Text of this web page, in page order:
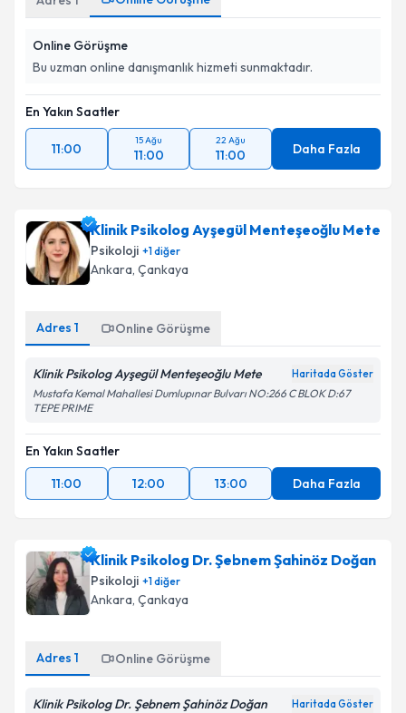
Online Görüşme
Bu uzman online danışmanlık hizmeti sunmaktadır.
En Yakın Saatler
11:00
15 Ağu
11:00
22 Ağu
11:00 Daha Fazla
Klinik Psikolog Ayşegül Menteşeoğlu Mete
Psikoloji +1diğer
Ankara, Çankaya
Adres 1 Online Görüşme
Klinik Psikolog Ayşegül Menteşeoğlu Mete Haritada Göster
Mustafa Kemal Mahallesi Dumlupınar Bulvarı NO:266 C BLOK D:67
TEPE PRIME
En Yakın Saatler
11:00
12:00 13:00 Daha Fazla
Klinik Psikolog Dr. Şebnem Şahinöz Doğan
Psikoloji +1diğer
Ankara, Çankaya
Adres 1 Online Görüşme
Klinik Psikolog Dr. Şebnem Şahinöz Doğan Haritada Göster